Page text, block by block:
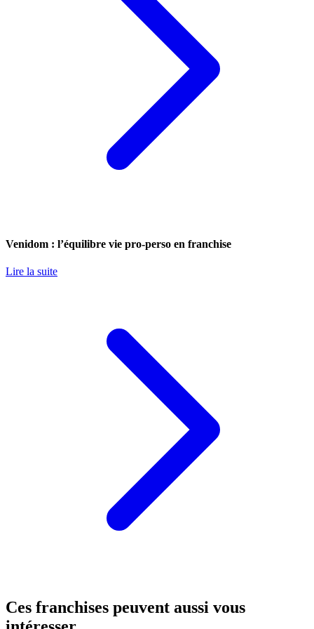
Venidom : l’équilibre vie pro-perso en franchise
Lire la suite
Ces franchises peuvent aussi vous